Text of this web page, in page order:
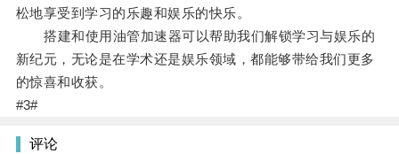
松地享受到学习的乐趣和娱乐的快乐。
搭建和使用油管加速器可以帮助我们解锁学习与娱乐的
新纪元，无论是在学术还是娱乐领域，都能够带给我们更多
的惊喜和收获。
#3#
评论